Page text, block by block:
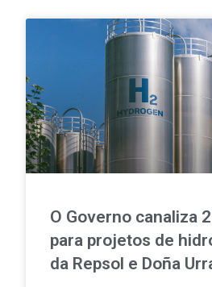
O Governo canaliza
para projetos de
da Repsol e Doña